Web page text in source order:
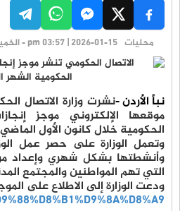
محليات pm 03:57 | 2026-01-15 - الخميس
نبأ الأردن -نشرت وزارة الاتصال
موقعها الإلكتروني موجز
الحكومية خلال كانون الأول
وتعمل الوزارة على حصر عمل
وأنشطتها بشكل شهري وإعداد
التي تهم المواطنين والمجتمع
ودعت الوزارة إلى الاطلاع على